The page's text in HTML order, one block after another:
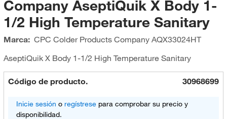
Company AseptiQuik X Body 1-
1/2 High Temperature Sanitary
Marca: CPC Colder Products CompanyAQX33024HT
AseptiQuik X Body 1-1/2 High Temperature Sanitary
Código de producto. 30968699
Inicie sesión o regístresepara comprobar su precio y
disponibilidad.